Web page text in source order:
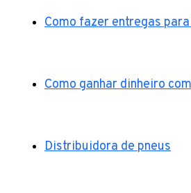
Como fazer entregas
Como ganhar dinheiro
Distribuidora de pneus